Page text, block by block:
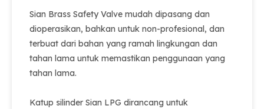
Sian Brass Safety Valve mudah dipasang dan
dioperasikan, bahkan untuk non-profesional, dan
terbuat dari bahan yang ramah lingkungan dan
tahan lama untuk memastikan penggunaan yang
tahan lama.
Katup silinder Sian LPG dirancang untuk